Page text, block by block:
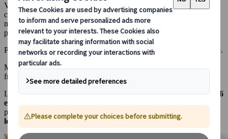
Vous préparez votre premier voyage au Japon ? Vous êtes
cordialement invités jeudi 21 mai 11h pour un webinaire de 45
minutes dans lequel nos experts vous livreront tous leurs secrets
pour partir l’esprit léger !
Préparer un premier voyage au Japon est une aventure passionnante.
Mais pour en profiter pleinement, mieux vaut éviter certains pièges
fréquents !
Lors de ce webinaire de 45mn, nos expertes partageront avec vous
6
erreurs courantes
pour la première fois. Mais aussi leurs conseils pour partir l’esprit
léger
et vivre une expérience vraiment inoubliable.